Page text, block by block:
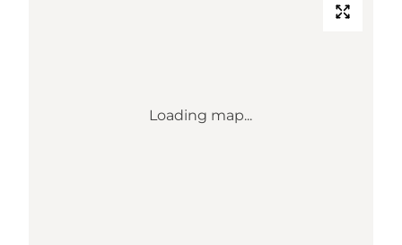
Loading map...